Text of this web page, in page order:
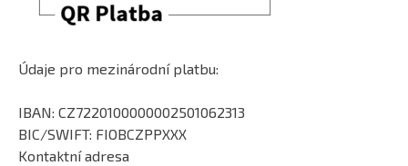
Údaje pro mezinárodní platbu:
IBAN: CZ7220100000002501062313
BIC/SWIFT: FIOBCZPPXXX
Kontaktní adresa